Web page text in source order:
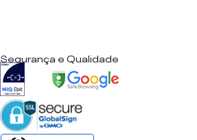
Segurança e Qualidade